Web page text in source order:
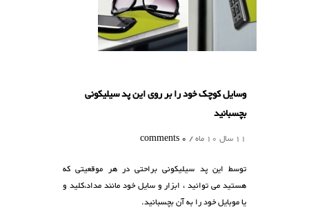
وسایل کوچک خود را بر روی این پد سیلیکونی
بچسبانید
11 سال 10 ماه /
0 comments
توسط این پد سیلیکونی براحتی در هر موقعیتی که
هستید می توانید ، ابزار و سایل خود مانند مداد،کلید و
یا موبایل خود را به آن بچسبانید.